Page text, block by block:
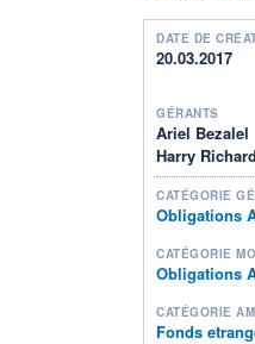
DATE DE
20.03.2017
GÉRANTS
Ariel Bezalel
Harry
CATÉGORIE
Obligations
CATÉGORIE
Obligations
CATÉGORIE
Fonds